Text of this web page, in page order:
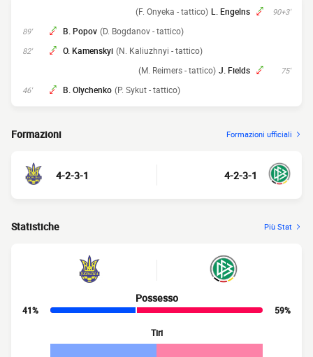
90+3'
L. Engelns
(F. Onyeka - tattico)
89' B. Popov (D. Bogdanov - tattico)
82' O. Kamenskyi (N. Kaliuzhnyi - tattico)
75'
J. Fields
(M. Reimers - tattico)
46' B. Olychenko (P. Sykut - tattico)
Formazioni Formazioni ufficiali
4-2-3-1 4-2-3-1
Statistiche Più Stat
Possesso
41%
59%
Tiri